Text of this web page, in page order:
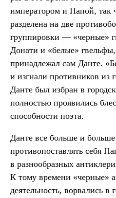
императором и Папой, так
разделена на две
группировки — «черные»
Донати и «белые»
принадлежал сам Данте.
и изгнали противников из
Данте был избран в
полностью проявились
способности поэта.
Данте все больше и больше
противопоставлять себя
в разнообразных
К тому времени «черные»
деятельность, ворвались в